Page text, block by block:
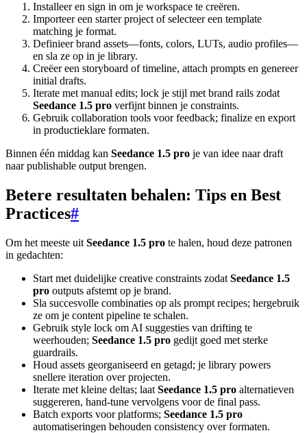
Installeer en sign in om je workspace te creëren.
Importeer een starter project of selecteer een template
matching je format.
Definieer brand assets—fonts, colors, LUTs, audio profiles—
en sla ze op in je library.
Creëer een storyboard of timeline, attach prompts en genereer
initial drafts.
Iterate met manual edits; lock je stijl met brand rails zodat
Seedance 1.5 pro verfijnt binnen je constraints.
Gebruik collaboration tools voor feedback; finalize en export
in productieklare formaten.
Binnen één middag kan Seedance 1.5 pro je van idee naar draft
naar publishable output brengen.
Betere resultaten behalen: Tips en Best
Practices#
Om het meeste uit Seedance 1.5 pro te halen, houd deze patronen
in gedachten:
Start met duidelijke creative constraints zodat Seedance 1.5
pro outputs afstemt op je brand.
Sla succesvolle combinaties op als prompt recipes; hergebruik
ze om je content pipeline te schalen.
Gebruik style lock om AI suggesties van drifting te
weerhouden; Seedance 1.5 pro gedijt goed met sterke
guardrails.
Houd assets georganiseerd en getagd; je library powers
snellere iteration over projecten.
Iterate met kleine deltas; laat Seedance 1.5 pro alternatieven
suggereren, hand-tune vervolgens voor de final pass.
Batch exports voor platforms; Seedance 1.5 pro
automatiseringen behouden consistency over formaten.